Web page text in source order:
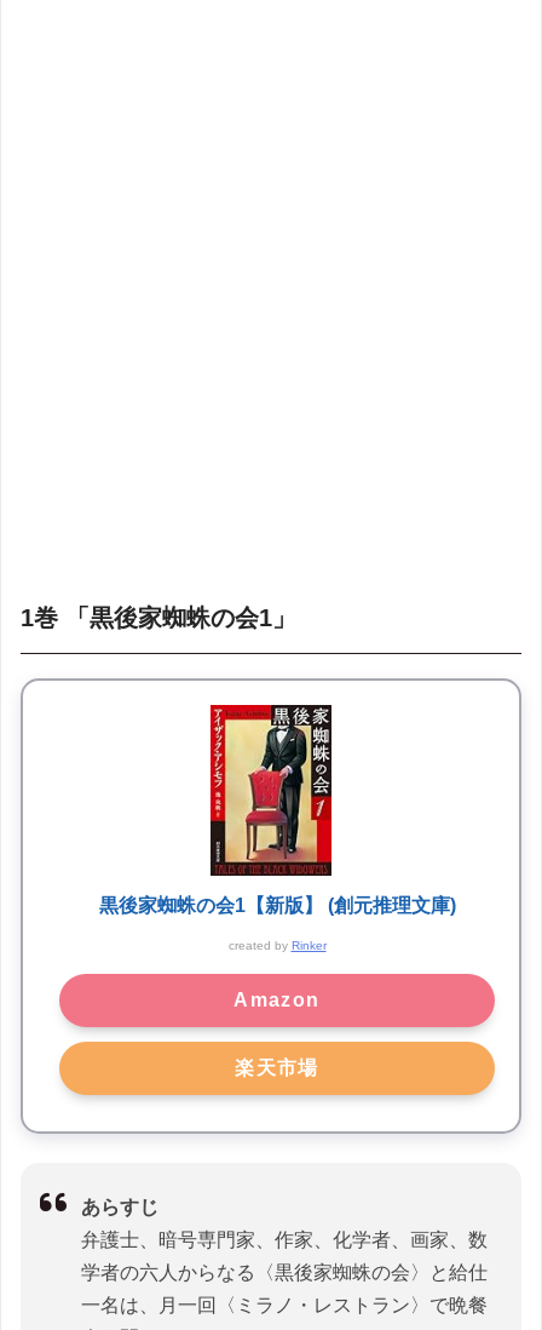
1巻 「黒後家蜘蛛の会1」
黒後家蜘蛛の会1【新版】 (創元推理文庫)
created by Rinker
Amazon
楽天市場
あらすじ
弁護士、暗号専門家、作家、化学者、画家、数
学者の六人からなる〈黒後家蜘蛛の会〉と給仕
一名は、月一回〈ミラノ・レストラン〉で晩餐